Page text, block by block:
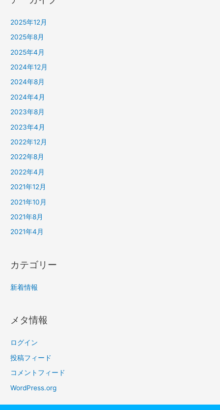
2025年12月
2025年8月
2025年4月
2024年12月
2024年8月
2024年4月
2023年8月
2023年4月
2022年12月
2022年8月
2022年4月
2021年12月
2021年10月
2021年8月
2021年4月
カテゴリー
新着情報
メタ情報
ログイン
投稿フィード
コメントフィード
WordPress.org